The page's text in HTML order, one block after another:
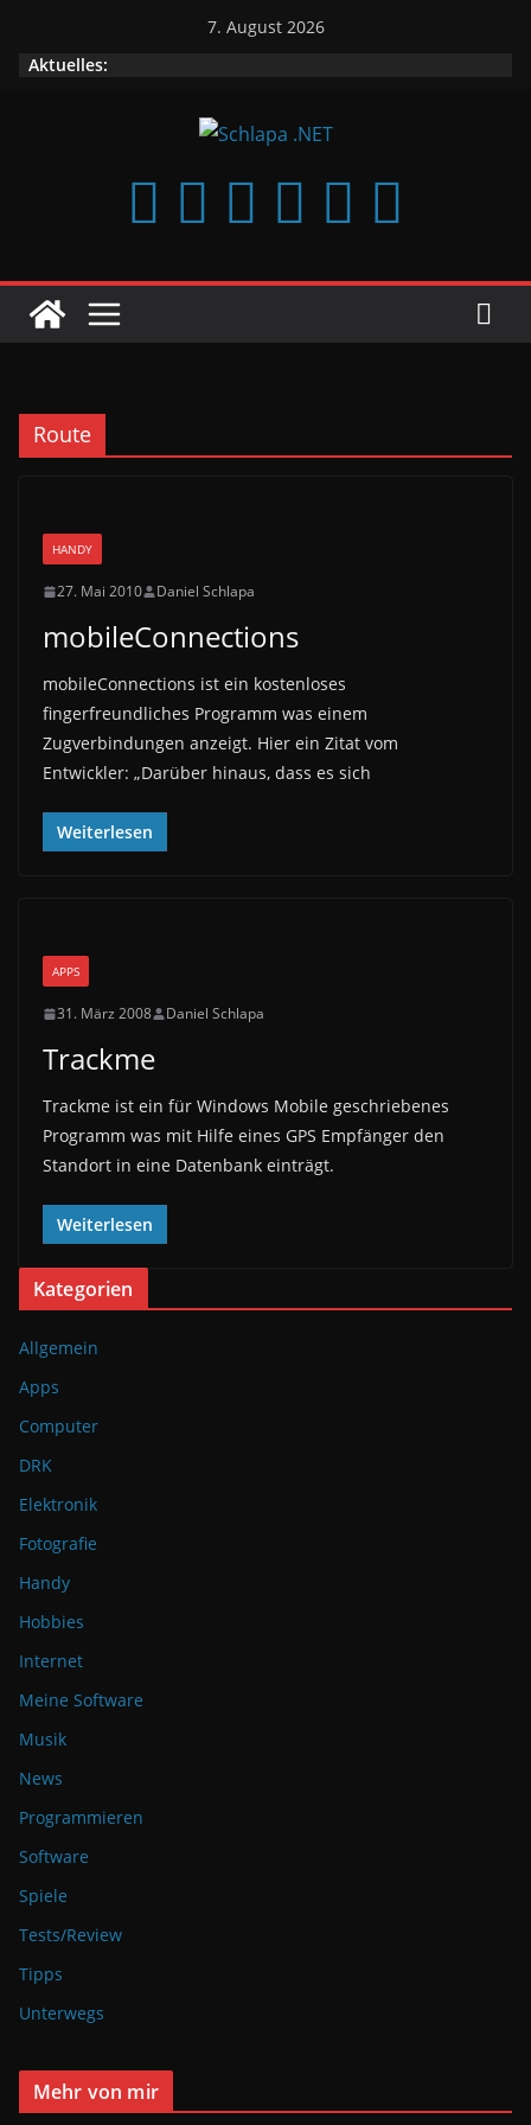
7. August 2026
Aktuelles:
Route
HANDY
27. Mai 2010 Daniel Schlapa
mobileConnections
mobileConnections ist ein kostenloses
fingerfreundliches Programm was einem
Zugverbindungen anzeigt. Hier ein Zitat vom
Entwickler: „Darüber hinaus, dass es sich
Weiterlesen
APPS
31. März 2008 Daniel Schlapa
Trackme
Trackme ist ein für Windows Mobile geschriebenes
Programm was mit Hilfe eines GPS Empfänger den
Standort in eine Datenbank einträgt.
Weiterlesen
Kategorien
Allgemein
Apps
Computer
DRK
Elektronik
Fotografie
Handy
Hobbies
Internet
Meine Software
Musik
News
Programmieren
Software
Spiele
Tests/Review
Tipps
Unterwegs
Mehr von mir